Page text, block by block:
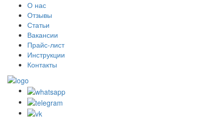
О нас
Отзывы
Статьи
Вакансии
Прайс-лист
Инструкции
Контакты